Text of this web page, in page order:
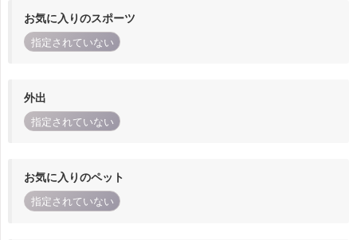
お気に入りのスポーツ
指定されていない
外出
指定されていない
お気に入りのペット
指定されていない